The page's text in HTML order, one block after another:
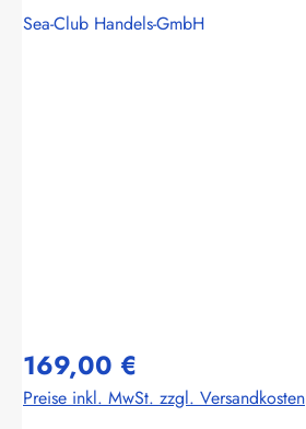
Sea-Club Handels-GmbH
169,00 €
Preise inkl. MwSt. zzgl. Versandkosten